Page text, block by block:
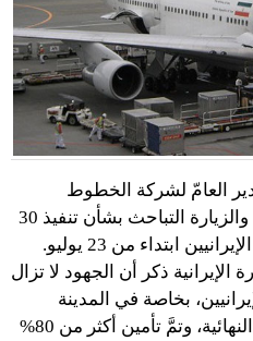
العامّ لشركة الخطوط
الإيرانية مع رئيس منظَّمة الحج والزيارة التباحث بشأن تنفيذ 30
رحلة طيران يوميًّا تقلّ الحجاج الإيرانيين ابتداء من 23 يوليو.
ذكر أن الجهود لا تزال
بخاصة في المدينة
المنورة، وهي تمر في مراحلها النهائية، وتمَّ تأمين أكثر من 80%